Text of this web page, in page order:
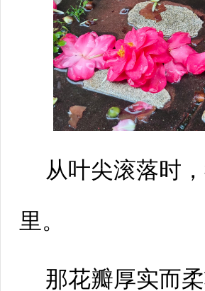
从叶尖滚落时
里。
那花瓣厚实而